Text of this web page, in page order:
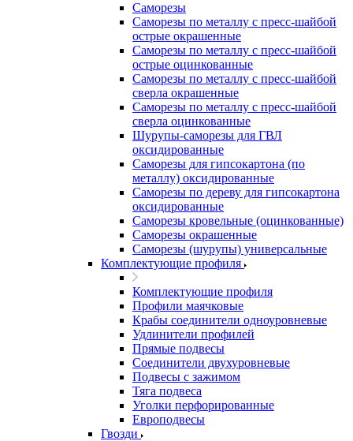
Саморезы
Саморезы по металлу с пресс-шайбой
острые окрашенные
Саморезы по металлу с пресс-шайбой
острые оцинкованные
Саморезы по металлу с пресс-шайбой
сверла окрашенные
Саморезы по металлу с пресс-шайбой
сверла оцинкованные
Шурупы-саморезы для ГВЛ
оксидированные
Саморезы для гипсокартона (по
металлу) оксидированные
Саморезы по дереву для гипсокартона
оксидированные
Саморезы кровельные (оцинкованные)
Саморезы окрашенные
Саморезы (шурупы) универсальные
Комплектующие профиля
Комплектующие профиля
Профили маячковые
Крабы соединители одноуровневые
Удлинители профилей
Прямые подвесы
Соединители двухуровневые
Подвесы с зажимом
Тяга подвеса
Уголки перфорированные
Европодвесы
Гвозди